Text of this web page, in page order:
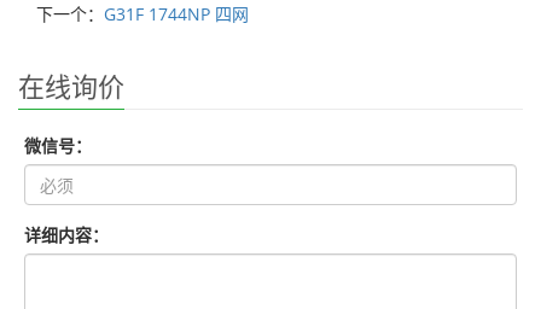
下一个： G31F 1744NP 四网
在线询价
微信号：
详细内容：